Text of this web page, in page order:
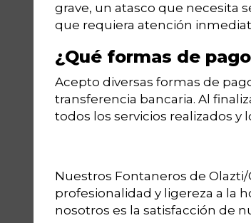
grave, un atasco que necesita
que requiera atención
¿Qué formas de
Acepto diversas formas de
transferencia bancaria. Al
todos los servicios realizados y
Nuestros Fontaneros de
profesionalidad y ligereza a la
nosotros es la satisfacción de